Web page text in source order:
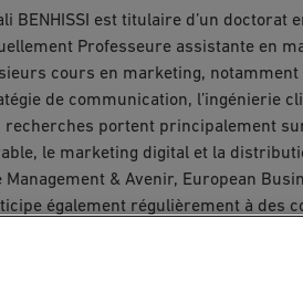
BENHISSI est titulaire d’un doctorat
Professeure assistante en
cours en marketing,
de communication, l’ingénierie
recherches portent principalement
le marketing digital et la
Management & Avenir, European
également régulièrement à des
celles de l’Association
plus de ses travaux de recherche,